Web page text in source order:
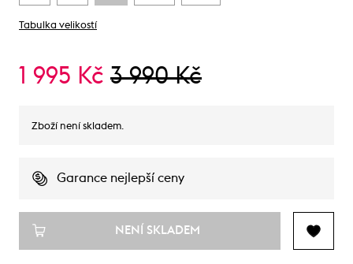
Tabulka velikostí
1 995 Kč 3 990 Kč
Zboží není skladem.
Garance nejlepší ceny
NENÍ SKLADEM